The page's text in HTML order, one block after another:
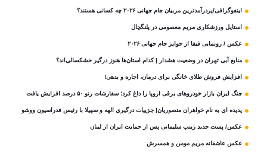
اینفوگرافی/پردرآمدترین مربیان جام جهانی ۲۰۲۶ چه کسانی هستند؟
استایل ورزشکاری مریم معصومی در پلنگچال
عکس / رونمایی فیفا از جوایز جام جهانی ۲۰۲۶
منابع آبی تهران در وضعیت هشدار | کدام استان‌ها هنوز درگیر خشکسالی‌اند؟
افزایش فروش طلای خانگی برای درمان، اجاره و بدهی!
جنگ ایران بازار خودروهای برقی اروپا را داغ کرد؛ سفارشات رنو ۵۰ درصد افزایش یافت
پدیده ای به نام خواهران منصوریان| جزییات درگیری الهه و سهیلا با رئیس فدراسیون ووشو
عکس/ پست جدید زینب سلیمانی پس از حمایت ایران از لبنان
عکس عاشقانه مریم مومن و همسرش